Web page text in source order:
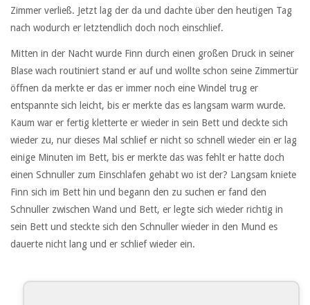
Zimmer verließ. Jetzt lag der da und dachte über den heutigen Tag
nach wodurch er letztendlich doch noch einschlief.
Mitten in der Nacht wurde Finn durch einen großen Druck in seiner
Blase wach routiniert stand er auf und wollte schon seine Zimmertür
öffnen da merkte er das er immer noch eine Windel trug er
entspannte sich leicht, bis er merkte das es langsam warm wurde.
Kaum war er fertig kletterte er wieder in sein Bett und deckte sich
wieder zu, nur dieses Mal schlief er nicht so schnell wieder ein er lag
einige Minuten im Bett, bis er merkte das was fehlt er hatte doch
einen Schnuller zum Einschlafen gehabt wo ist der? Langsam kniete
Finn sich im Bett hin und begann den zu suchen er fand den
Schnuller zwischen Wand und Bett, er legte sich wieder richtig in
sein Bett und steckte sich den Schnuller wieder in den Mund es
dauerte nicht lang und er schlief wieder ein.